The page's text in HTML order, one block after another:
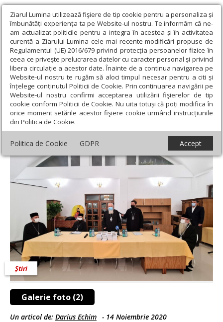
Ziarul Lumina utilizează fişiere de tip cookie pentru a personaliza și
îmbunătăți experiența ta pe Website-ul nostru. Te informăm că ne-
am actualizat politicile pentru a integra în acestea și în activitatea
curentă a Ziarului Lumina cele mai recente modificări propuse de
Regulamentul (UE) 2016/679 privind protecția persoanelor fizice în
ceea ce privește prelucrarea datelor cu caracter personal și privind
libera circulație a acestor date. Înainte de a continua navigarea pe
Website-ul nostru te rugăm să aloci timpul necesar pentru a citi și
înțelege conținutul Politicii de Cookie. Prin continuarea navigării pe
Website-ul nostru confirmi acceptarea utilizării fişierelor de tip
cookie conform Politicii de Cookie. Nu uita totuși că poți modifica în
orice moment setările acestor fişiere cookie urmând instrucțiunile
din Politica de Cookie.
Politica de Cookie GDPR Accept
Ziarul Lumina › Actualitate religioasă › Știri › Conferinţe
preoţeşti în protopopiate clujene
Conferinţe preoţeşti în protopopiate
clujene
Galerie foto (2)
Știri
Un articol de: Darius Echim - 14 Noiembrie 2020